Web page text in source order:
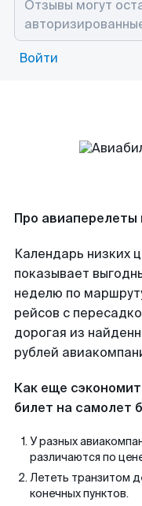
Войти
Про
Календарь низких
показывает
неделю по
рейсов с
дорогая из
рублей
Как еще
билет на самолет
У разных
различаются по
Лететь транзитом
конечных пунктов.